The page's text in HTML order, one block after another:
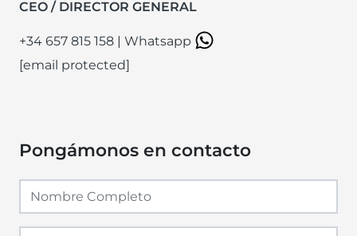
CEO / DIRECTOR GENERAL
+34 657 815 158 | Whatsapp
[email protected]
Pongámonos en contacto